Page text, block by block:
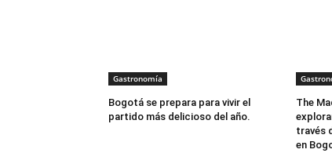
Gastronomía
Bogotá se prepara para vivir el
partido más delicioso del año.
The
través
en